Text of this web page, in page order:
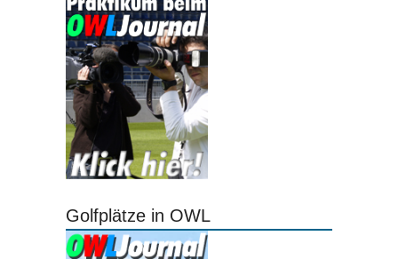
Golfplätze in OWL